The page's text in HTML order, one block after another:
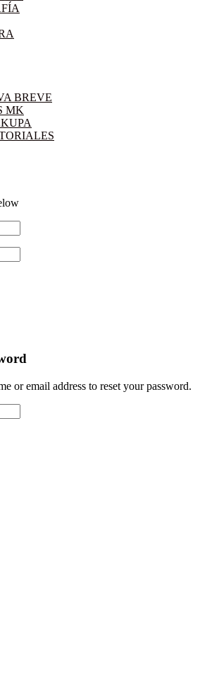
BREVE
MK
or email address to reset your password.